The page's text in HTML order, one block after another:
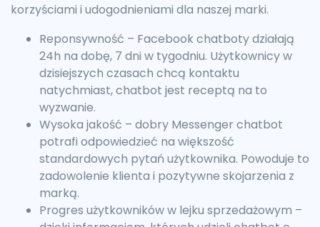
korzyściami i udogodnieniami dla naszej marki.
Reponsywność – Facebook chatboty działają
24h na dobę, 7 dni w tygodniu. Użytkownicy w
dzisiejszych czasach chcą kontaktu
natychmiast, chatbot jest receptą na to
wyzwanie.
Wysoka jakość – dobry Messenger chatbot
potrafi odpowiedzieć na większość
standardowych pytań użytkownika. Powoduje to
zadowolenie klienta i pozytywne skojarzenia z
marką.
Progres użytkowników w lejku sprzedażowym –